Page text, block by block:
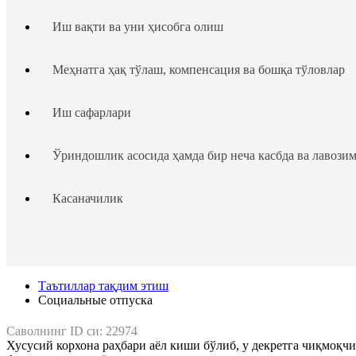
Иш вақти ва уни ҳисобга олиш
Меҳнатга ҳақ тўлаш, компенсация ва бошқа тўловлар
Иш сафарлари
Ўриндошлик асосида ҳамда бир неча касбда ва
Касаначилик
Ходим ва иш берувчининг жавобгарлиги
Ходимлар ҳуқуқларининг кафолатлари
Таътиллар тақдим этиш
Cоциальные отпуска
Саволнинг ID си: 22974
Хусусий корхона раҳбари аёл киши бўлиб, у декретга